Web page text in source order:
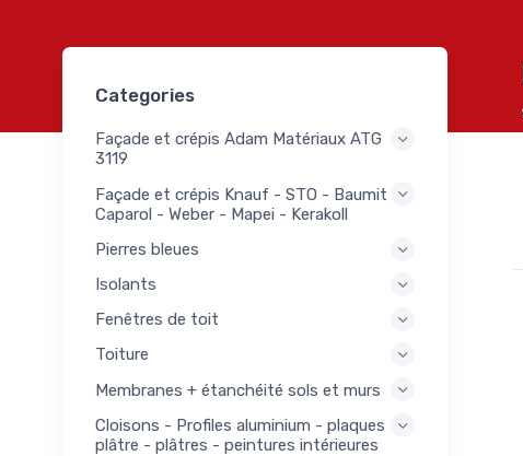
Categories
Façade et crépis Adam Matériaux ATG
3119
Façade et crépis Knauf - STO - Baumit -
Caparol - Weber - Mapei - Kerakoll
Pierres bleues
Isolants
Fenêtres de toit
Toiture
Membranes + étanchéité sols et murs
Cloisons - Profiles aluminium - plaques
plâtre - plâtres - peintures intérieures